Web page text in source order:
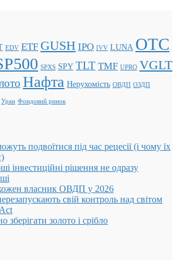
EDV ETF GUSH IPO IVV LUNA OTC
SPXS SPY TLT TMF UPRO VGLT
Нафта Нерухомість ОВДП ОЗДП
Уран Фондовий ринок
подвоїтися під час рецесії (і чому їх
інвестиційні рішення не одразу
власник ОВДП у 2026
свій контроль над світом
зберігати золото і срібло